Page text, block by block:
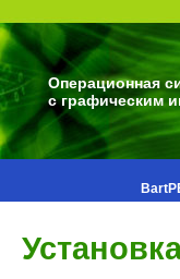
Операционная
с графическим